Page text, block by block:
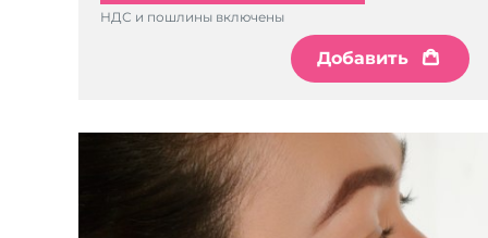
НДС и пошлины включены
Добавить